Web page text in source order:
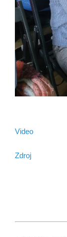
Video
Zdroj